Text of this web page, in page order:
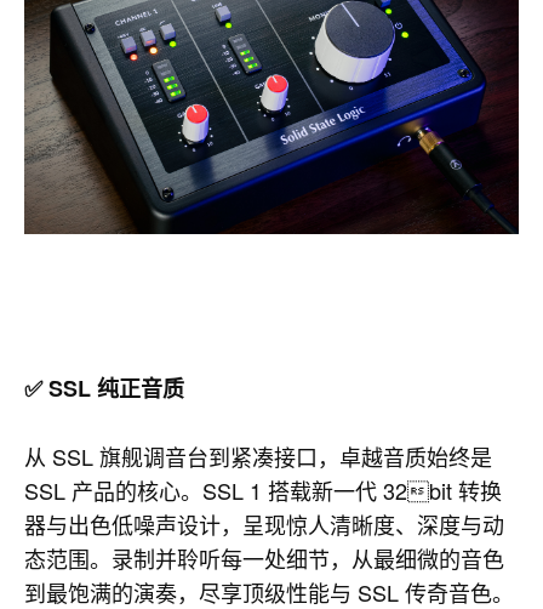
✅ SSL 纯正音质
从 SSL 旗舰调音台到紧凑接口，卓越音质始终是
SSL 产品的核心。SSL 1 搭载新一代 32bit 转换
器与出色低噪声设计，呈现惊人清晰度、深度与动
态范围。录制并聆听每一处细节，从最细微的音色
到最饱满的演奏，尽享顶级性能与 SSL 传奇音色。